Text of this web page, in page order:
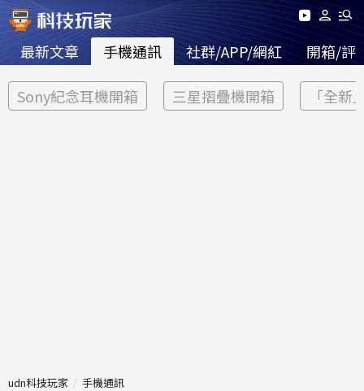
最新文章 手機通訊 社群/APP/網紅 開箱/評
Sony紀念耳機開箱 三星摺疊機開箱 「全新
udn科技玩家 手機通訊